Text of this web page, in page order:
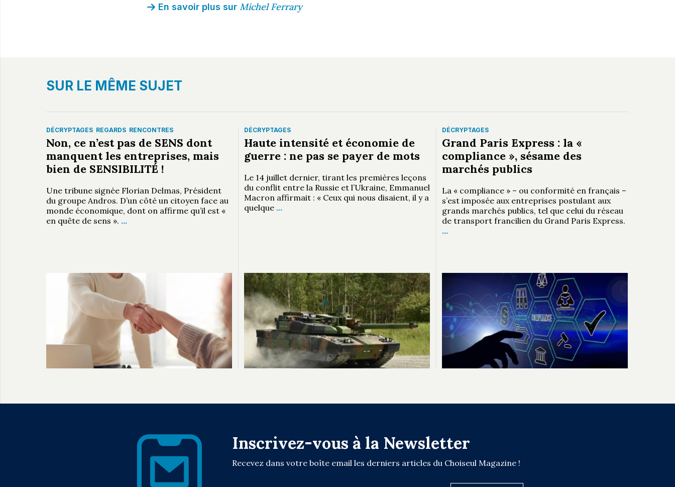
En savoir plus sur Michel Ferrary
SUR LE MÊME SUJET
DÉCRYPTAGES REGARDS RENCONTRES
Non, ce n’est pas de SENS dont
manquent les entreprises, mais
bien de SENSIBILITÉ !
Une tribune signée Florian Delmas, Président
du groupe Andros. D’un côté un citoyen face au
monde économique, dont on affirme qu’il est «
en quête de sens ». …
DÉCRYPTAGES
Haute intensité et économie de
guerre : ne pas se payer de mots
Le 14 juillet dernier, tirant les premières leçons
du conflit entre la Russie et l’Ukraine, Emmanuel
Macron affirmait : « Ceux qui nous disaient, il y a
quelque …
DÉCRYPTAGES
Grand Paris Express : la «
compliance », sésame des
marchés publics
La « compliance » – ou conformité en français –
s’est imposée aux entreprises postulant aux
grands marchés publics, tel que celui du réseau
de transport francilien du Grand Paris Express.
…
Inscrivez-vous à la Newsletter
Recevez dans votre boîte email les derniers articles du Choiseul Magazine !